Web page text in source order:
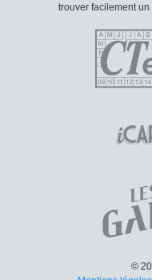
trouver facilement
©